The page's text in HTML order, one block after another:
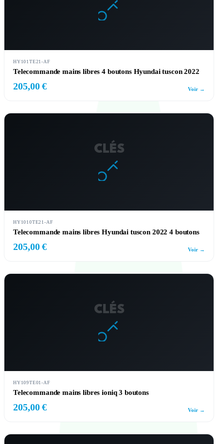
HY101TE21-AF
Telecommande mains libres 4 boutons Hyundai tuscon 2022
205,00 € Voir →
CLÉS
HY1010TE21-AF
Telecommande mains libres Hyundai tuscon 2022 4 boutons
205,00 € Voir →
CLÉS
HY109TE01-AF
Telecommande mains libres ioniq 3 boutons
205,00 € Voir →